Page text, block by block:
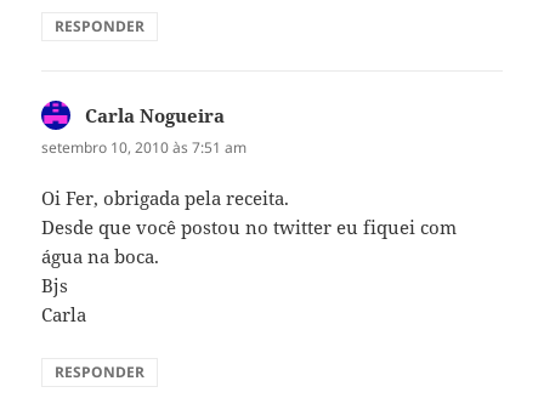
RESPONDER
Carla Nogueira
setembro 10, 2010 às 7:51 am
Oi Fer, obrigada pela receita.
Desde que você postou no twitter eu fiquei com
água na boca.
Bjs
Carla
RESPONDER